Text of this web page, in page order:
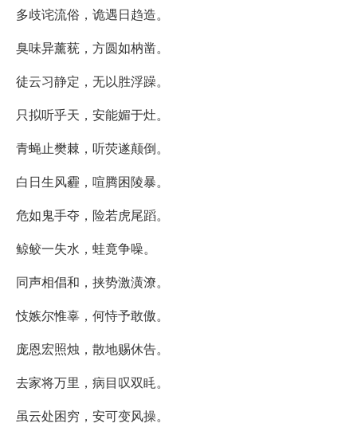
多歧诧流俗，诡遇日趋造。
臭味异薰莸，方圆如枘凿。
徒云习静定，无以胜浮躁。
只拟听乎天，安能媚于灶。
青蝇止樊棘，听荧遂颠倒。
白日生风霾，喧腾困陵暴。
危如鬼手夺，险若虎尾蹈。
鲸鲛一失水，蛙竟争噪。
同声相倡和，挟势激潢潦。
忮嫉尔惟辜，何恃予敢傲。
庞恩宏照烛，散地赐休告。
去家将万里，病目叹双眊。
虽云处困穷，安可变风操。